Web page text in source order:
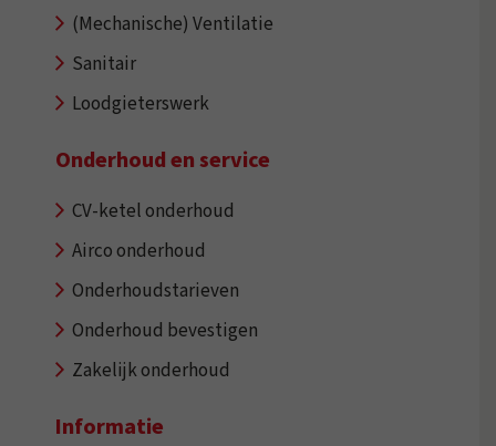
(Mechanische) Ventilatie
Sanitair
Loodgieterswerk
Onderhoud en service
CV-ketel onderhoud
Airco onderhoud
Onderhoudstarieven
Onderhoud bevestigen
Zakelijk onderhoud
Informatie